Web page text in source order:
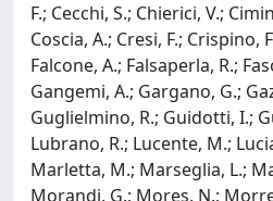
F.; Cecchi, S.; Chierici, V.;
Coscia, A.; Cresi, F.; Crispino,
Falcone, A.; Falsaperla, R.;
Gangemi, A.; Gargano, G.;
Guglielmino, R.; Guidotti, I.;
Lubrano, R.; Lucente, M.;
Marletta, M.; Marseglia, L.;
Morandi, G.; Mores, N.;